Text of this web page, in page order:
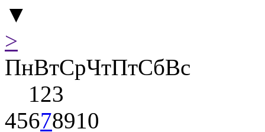
▼
>
ПнВтСрЧтПтСбВс
123
45678910